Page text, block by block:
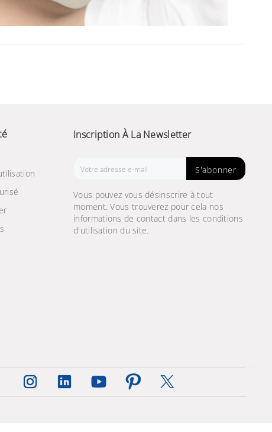
Inscription À La Newsletter
S'abonner
Vous pouvez vous désinscrire à tout
moment. Vous trouverez pour cela nos
informations de contact dans les conditions
d'utilisation du site.